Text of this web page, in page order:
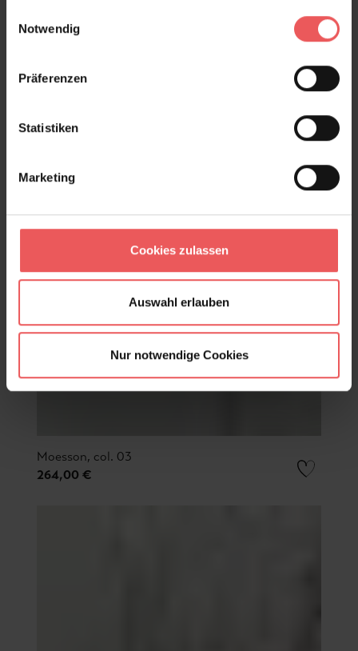
Notwendig
Präferenzen
Statistiken
Marketing
Cookies zulassen
Auswahl erlauben
Nur notwendige Cookies
Moesson, col. 03
264,00 €